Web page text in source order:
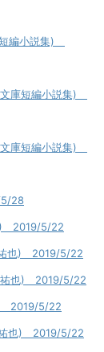
編小説集)
庫短編小説集)
庫短編小説集)
5/28
) 2019/5/22
祐也) 2019/5/22
祐也) 2019/5/22
) 2019/5/22
祐也) 2019/5/22